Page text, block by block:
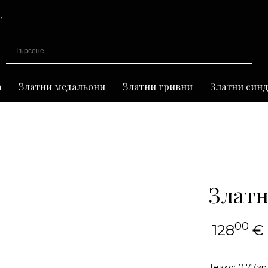
Златни медальони Златни гривни Златни
12800 €